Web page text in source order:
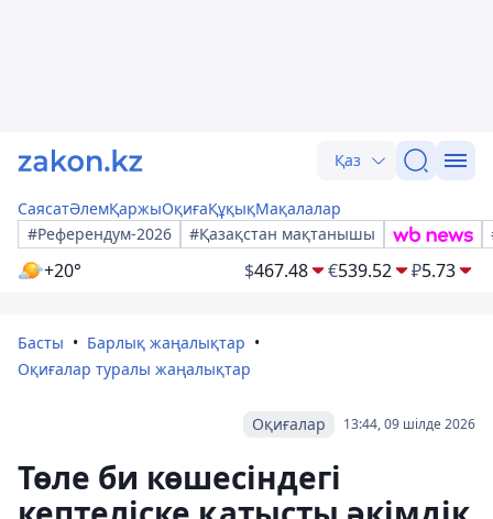
Қаз
СаясатӘлемҚаржыОқиғаҚұқықМақалалар
#Референдум-2026
#Қазақстан мақтанышы
+20° $467.48 €539.52 ₽5.73
Басты
Барлық жаңалықтар
Оқиғалар туралы жаңалықтар
13:44, 09 шілде 2026
Оқиғалар
Төле би көшесіндегі